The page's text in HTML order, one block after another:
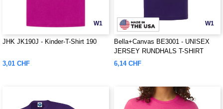
W1
JHK JK190J - Kinder-T-Shirt 190
3,01 CHF
W1
Bella+Canvas BE3001 - UNISEX
JERSEY RUNDHALS T-SHIRT
6,14 CHF